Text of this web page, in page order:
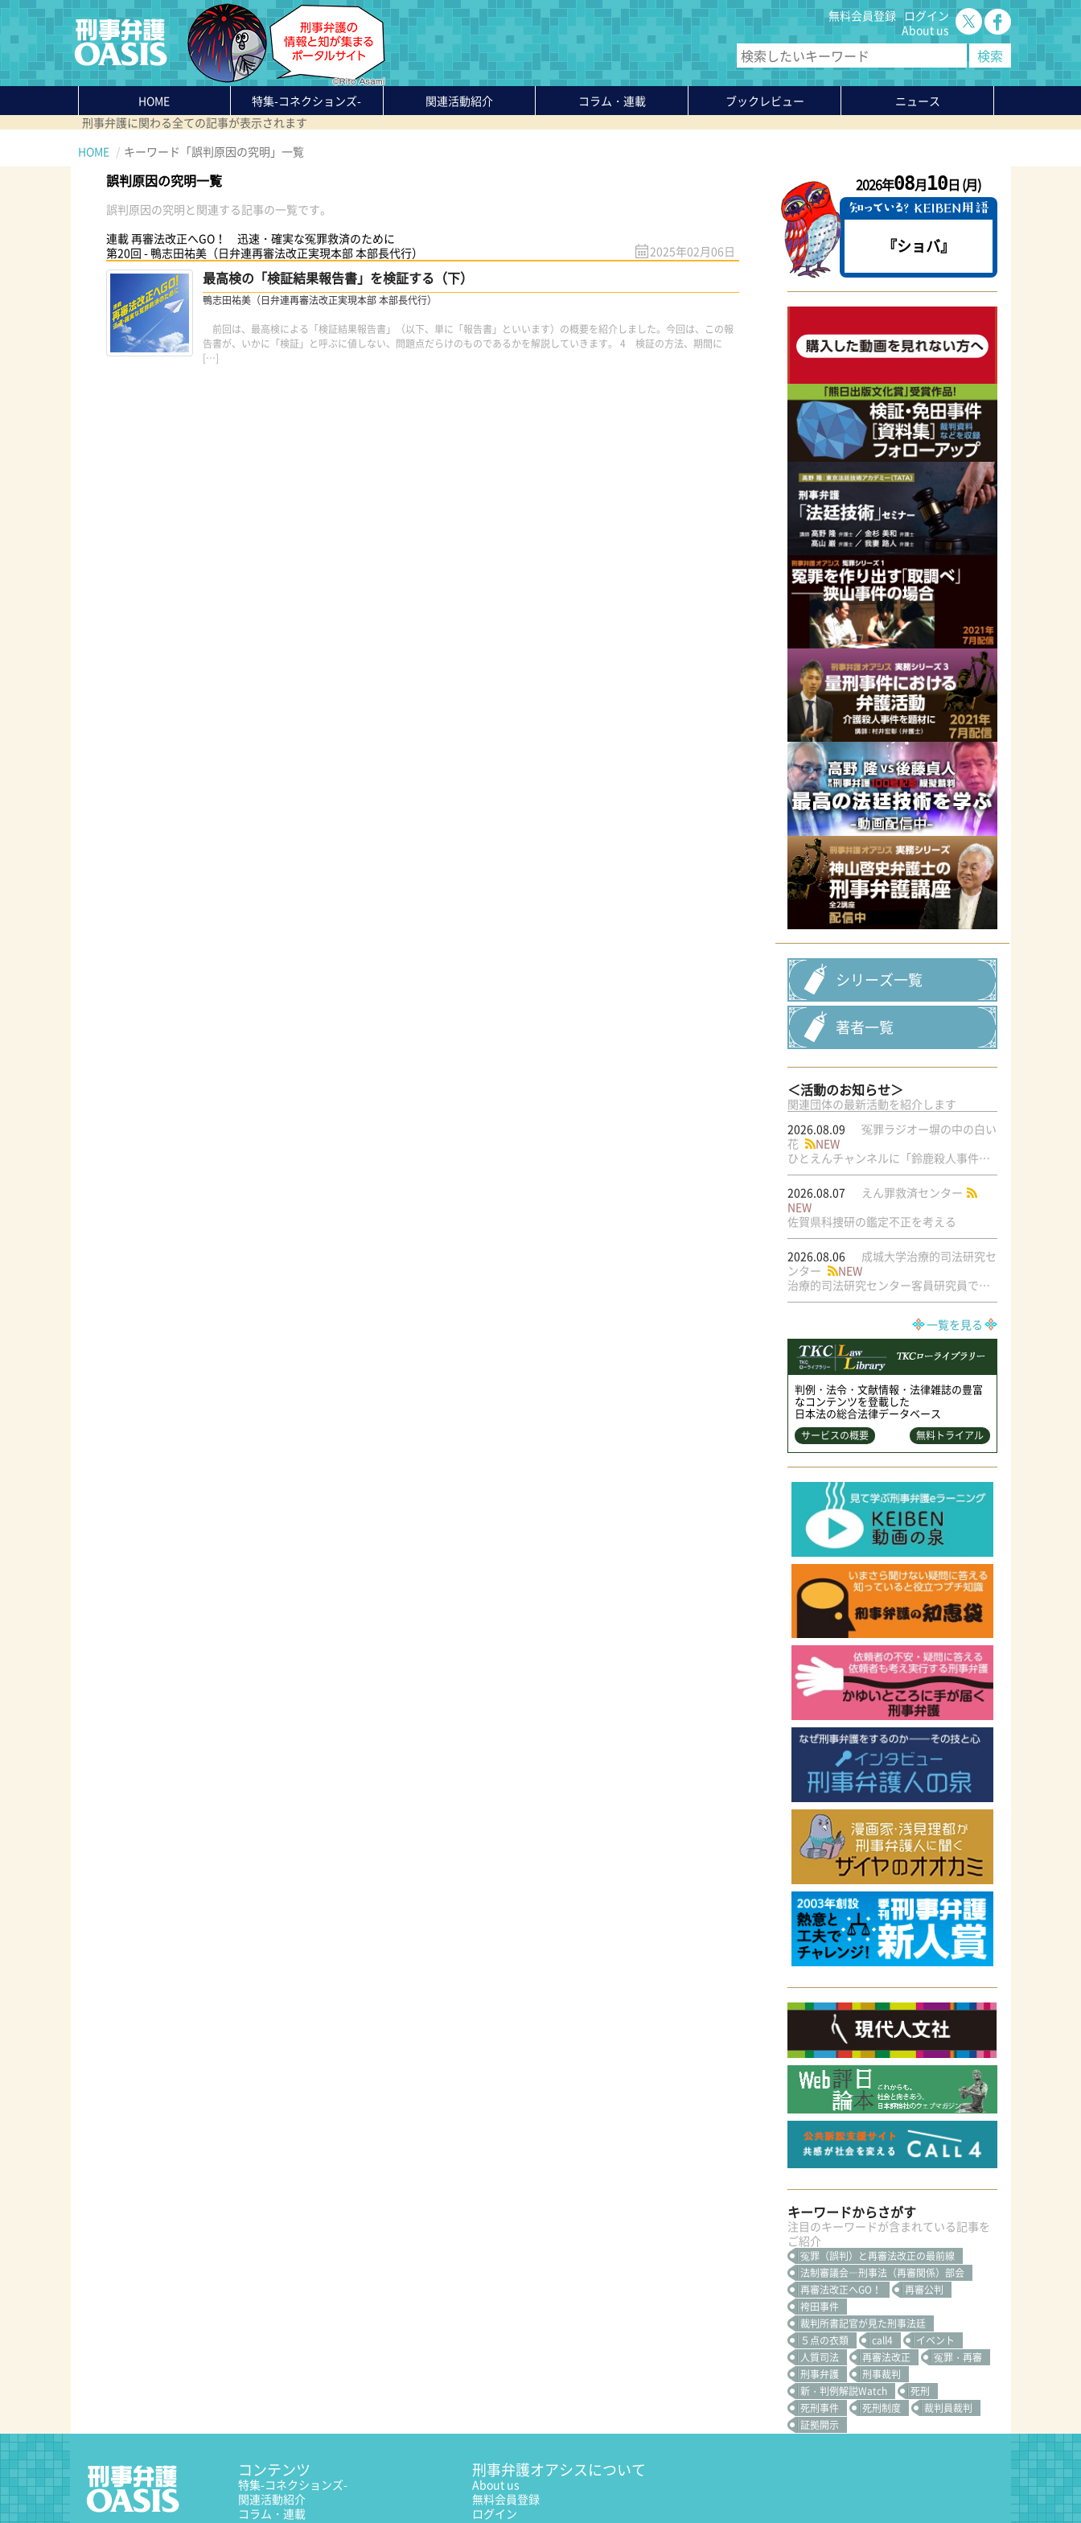
無料会員登録 ログイン
About us
HOME 特集-コネクションズ- 関連活動紹介 コラム・連載 ブックレビュー
ニュース
刑事弁護に関わる全ての記事が表示されます
HOME
キーワード「誤判原因の究明」一覧
誤判原因の究明一覧
誤判原因の究明と関連する記事の一覧です。
連載 再審法改正へGO！ 迅速・確実な冤罪救済のために
第20回 - 鴨志田祐美（日弁連再審法改正実現本部 本部長代行）
2025年02月06日
最高検の「検証結果報告書」を検証する（下）
鴨志田祐美（日弁連再審法改正実現本部 本部長代行）
前回は、最高検による「検証結果報告書」（以下、単に「報告書」といいます）の概要を紹介しました。今回は、この報
告書が、いかに「検証」と呼ぶに値しない、問題点だらけのものであるかを解説していきます。 4 検証の方法、期間に
[…]
2026年08月10日 (月)
『ショバ』
シリーズ一覧
著者一覧
＜活動のお知らせ＞
関連団体の最新活動を紹介します
2026.08.09
冤罪ラジオー塀の中の白い
花
NEW
ひとえんチャンネルに「鈴鹿殺人事件」が初登場！
2026.08.07
えん罪救済センター
NEW
佐賀県科捜研の鑑定不正を考える
2026.08.06
成城大学治療的司法研究セ
ンター
NEW
治療的司法研究センター客員研究員で元・弁護士の菅原直美氏の論文が公刊されました
一覧を見る
判例・法令・文献情報・法律雑誌の豊富
なコンテンツを登載した
日本法の総合法律データベース
サービスの概要 無料トライアル
キーワードからさがす
注目のキーワードが含まれている記事を
ご紹介
冤罪（誤判）と再審法改正の最前線
法制審議会―刑事法（再審関係）部会
再審法改正へGO！
再審公判
袴田事件
裁判所書記官が見た刑事法廷
５点の衣類
call4
イベント
人質司法
再審法改正
冤罪・再審
刑事弁護
刑事裁判
新・判例解説Watch
死刑
死刑事件
死刑制度
裁判員裁判
証拠開示
コンテンツ
特集-コネクションズ-
関連活動紹介
コラム・連載
刑事弁護オアシスについて
About us
無料会員登録
ログイン